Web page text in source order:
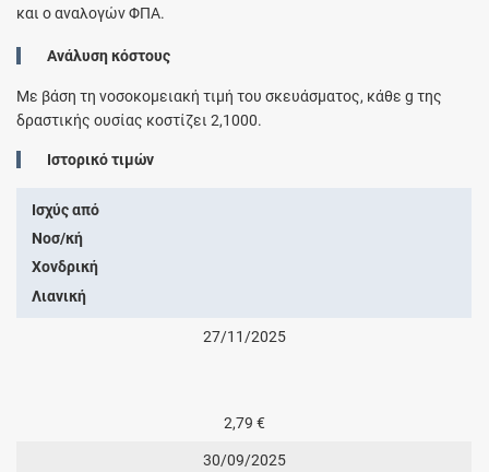
και ο αναλογών ΦΠΑ.
Ανάλυση κόστους
Με βάση τη νοσοκομειακή τιμή του σκευάσματος, κάθεg της
δραστικής ουσίας κοστίζει2,1000.
Ιστορικό τιμών
Ισχύς από
Νοσ/κή
Χονδρική
Λιανική
27/11/2025
2,79 €
30/09/2025